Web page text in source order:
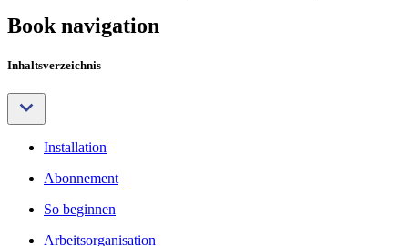
Book navigation
Inhaltsverzeichnis
Installation
Abonnement
So beginnen
Arbeitsorganisation